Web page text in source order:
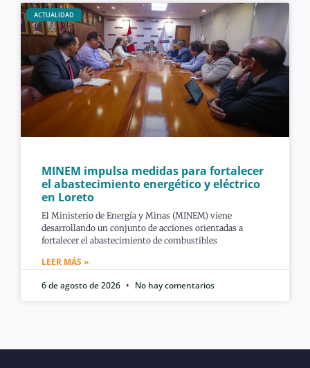
ACTUALIDAD
MINEM impulsa medidas para fortalecer
el abastecimiento energético y eléctrico
en Loreto
El Ministerio de Energía y Minas (MINEM) viene
desarrollando un conjunto de acciones orientadas a
fortalecer el abastecimiento de combustibles
LEER MÁS »
6 de agosto de 2026
No hay comentarios